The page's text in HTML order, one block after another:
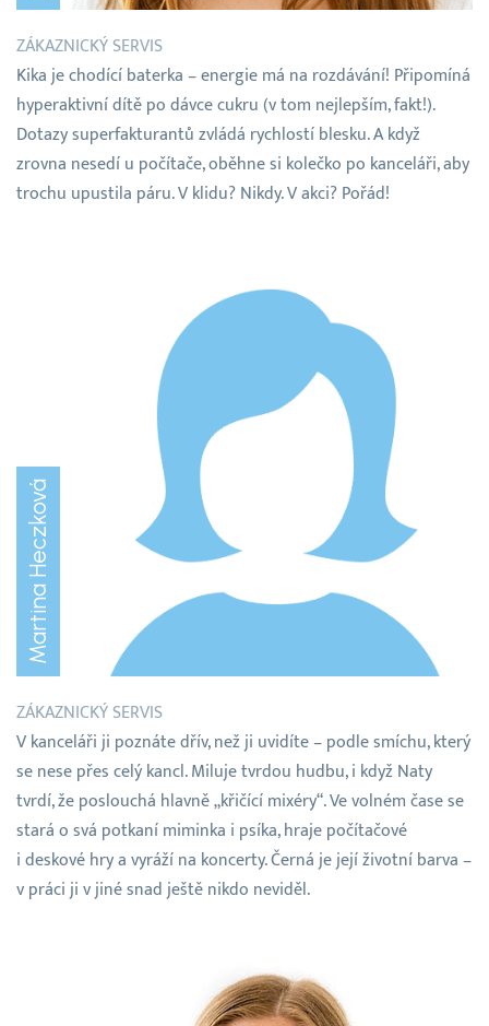
ZÁKAZNICKÝ SERVIS
Kika je chodící baterka – energie má na rozdávání! Připomíná
hyperaktivní dítě po dávce cukru (v tom nejlepším, fakt!).
Dotazy superfakturantů zvládá rychlostí blesku. A když
zrovna nesedí u počítače, oběhne si kolečko po kanceláři, aby
trochu upustila páru. V klidu? Nikdy. V akci? Pořád!
Martina Heczková
ZÁKAZNICKÝ SERVIS
V kanceláři ji poznáte dřív, než ji uvidíte – podle smíchu, který
se nese přes celý kancl. Miluje tvrdou hudbu, i když Naty
tvrdí, že poslouchá hlavně „křičící mixéry“. Ve volném čase se
stará o svá potkaní miminka i psíka, hraje počítačové
i deskové hry a vyráží na koncerty. Černá je její životní barva –
v práci ji v jiné snad ještě nikdo neviděl.